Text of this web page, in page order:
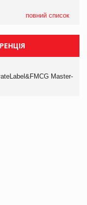
повний список
Master-